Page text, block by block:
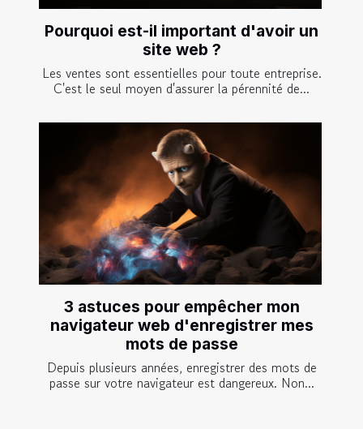
Pourquoi est-il important d'avoir un
site web ?
Les ventes sont essentielles pour toute entreprise.
C'est le seul moyen d'assurer la pérennité de...
3 astuces pour empêcher mon
navigateur web d'enregistrer mes
mots de passe
Depuis plusieurs années, enregistrer des mots de
passe sur votre navigateur est dangereux. Non...